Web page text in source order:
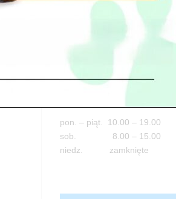
05-100 Nowy Dwór Mazowiecki
tel. 503 900 215
pon. – piąt. 10.00 – 19.00
sob. 8.00 – 15.00
niedz. zamknięte